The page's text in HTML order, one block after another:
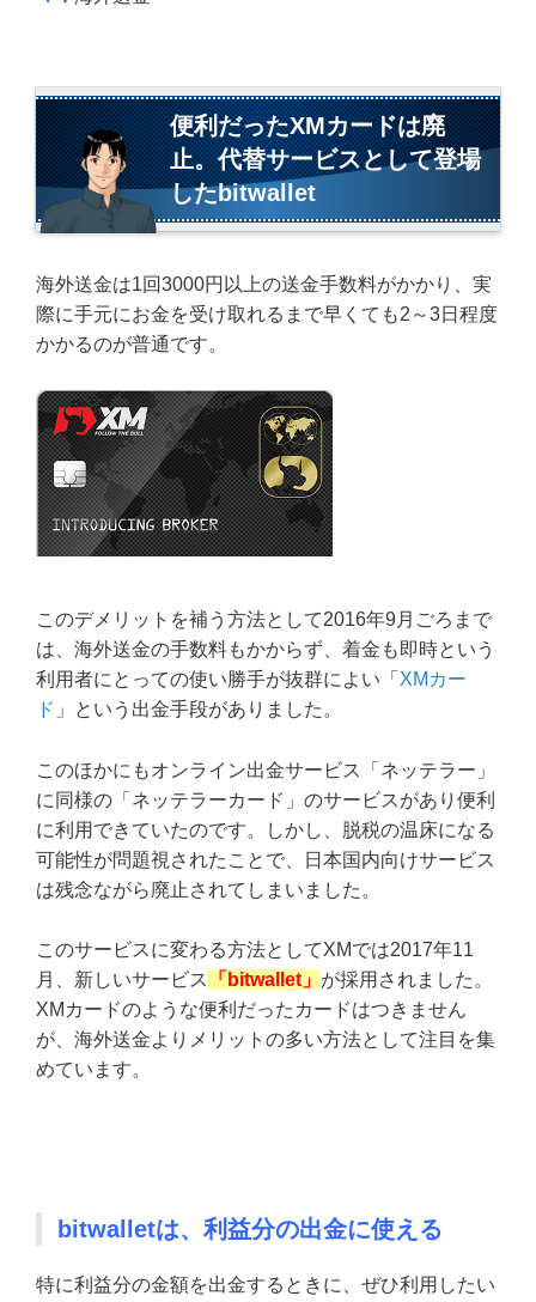
便利だったXMカードは廃
止。代替サービスとして登場
したbitwallet
海外送金は1回3000円以上の送金手数料がかかり、実
際に手元にお金を受け取れるまで早くても2～3日程度
かかるのが普通です。
このデメリットを補う方法として2016年9月ごろまで
は、海外送金の手数料もかからず、着金も即時という
利用者にとっての使い勝手が抜群によい「 XMカー
ド 」という出金手段がありました。
このほかにもオンライン出金サービス「ネッテラー」
に同様の「ネッテラーカード」のサービスがあり便利
に利用できていたのです。しかし、脱税の温床になる
可能性が問題視されたことで、日本国内向けサービス
は残念ながら廃止されてしまいました。
このサービスに変わる方法としてXMでは2017年11
月、新しいサービス
「bitwallet」 が採用されました。
XMカードのような便利だったカードはつきません
が、海外送金よりメリットの多い方法として注目を集
めています。
bitwalletは、利益分の出金に使える
特に利益分の金額を出金するときに、ぜひ利用したい